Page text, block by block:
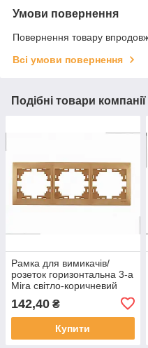
Умови повернення
Повернення товару
Всі умови повернення
Подібні товари компанії
Рамка для вимикачів/
розеток горизонтальна 3-а
Mira світло-коричневий
перламутр 701-3100-148
LEZARD
142,40 ₴
Купити